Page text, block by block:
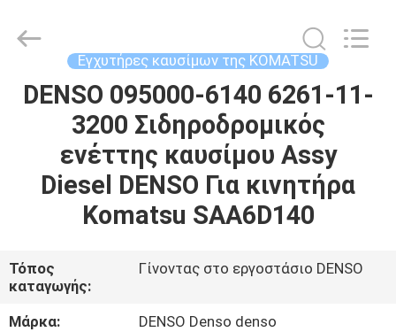
ΣΠΊΤΙ
ΠΡΟΪΌΝΤΑ
ΠΕΡΊΠΟΥ
ΓΎΡΟΣ
ΕΡΓΟΣΤΑΣΊΩΝ
Parts
Co.,LTD.
Reserved.
Εγχυτήρες καυσίμων της KOMATSU
DENSO 095000-6140 6261-11-
3200 Σιδηροδρομικός
ενέττης καυσίμου Assy
Diesel DENSO Για κινητήρα
Komatsu SAA6D140
Τόπος
καταγωγής:
Γίνοντας στο εργοστάσιο DENSO
Μάρκα:
DENSO Denso denso